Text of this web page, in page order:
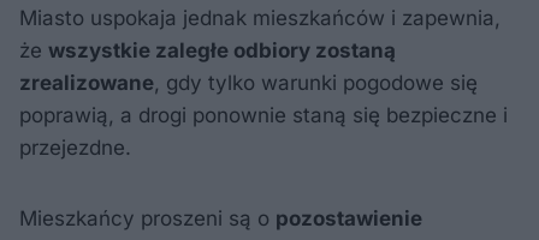
Miasto uspokaja jednak mieszkańców i zapewnia,
że wszystkie zaległe odbiory zostaną
zrealizowane , gdy tylko warunki pogodowe się
poprawią, a drogi ponownie staną się bezpieczne i
przejezdne.
Mieszkańcy proszeni są o pozostawienie